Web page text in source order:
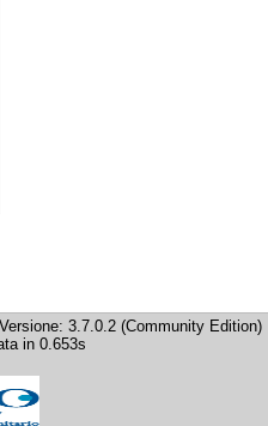
3.7.0.2 (Community Edition)
in 0.653s